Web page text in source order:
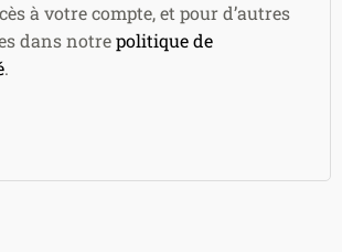
à votre compte, et pour d’autres
dans notrepolitique de
.